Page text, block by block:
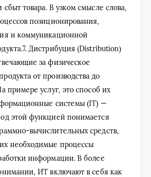
товара. В узком смысле слова,
позиционирования,
и коммуникационной
Дистрибуция (Distribution)
за физическое
от производства до
примере услуг, это способ их
системы (IT) —
этой функцией понимается
вычислительных средств,
необходимые процессы
информации. В более
ИТ включают в себя как